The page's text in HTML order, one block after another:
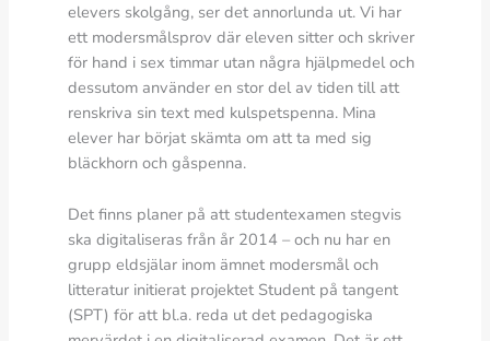
elevers skolgång, ser det annorlunda ut. Vi har
ett modersmålsprov där eleven sitter och skriver
för hand i sex timmar utan några hjälpmedel och
dessutom använder en stor del av tiden till att
renskriva sin text med kulspetspenna. Mina
elever har börjat skämta om att ta med sig
bläckhorn och gåspenna.
Det finns planer på att studentexamen stegvis
ska digitaliseras från år 2014 – och nu har en
grupp eldsjälar inom ämnet modersmål och
litteratur initierat projektet Student på tangent
(SPT) för att bl.a. reda ut det pedagogiska